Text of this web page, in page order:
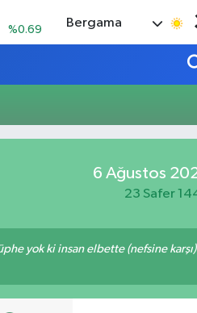
%0.69
Bergama
6 Ağustos
23 Safer
yok ki insan elbette (nefsine karşı)